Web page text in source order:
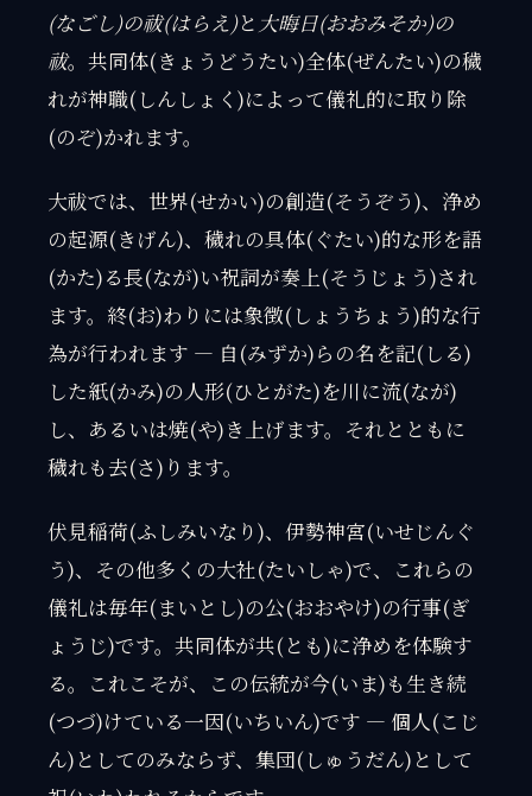
(なごし)の祓(はらえ)と 大晦日(おおみそか)の
祓。共同体(きょうどうたい)全体(ぜんたい)の穢
れが神職(しんしょく)によって儀礼的に取り除
(のぞ)かれます。
大祓では、世界(せかい)の創造(そうぞう)、浄め
の起源(きげん)、穢れの具体(ぐたい)的な形を語
(かた)る長(なが)い祝詞が奏上(そうじょう)され
ます。終(お)わりには象徴(しょうちょう)的な行
為が行われます — 自(みずか)らの名を記(しる)
した紙(かみ)の人形(ひとがた)を川に流(なが)
し、あるいは焼(や)き上げます。それとともに
穢れも去(さ)ります。
伏見稲荷(ふしみいなり)、伊勢神宮(いせじんぐ
う)、その他多くの大社(たいしゃ)で、これらの
儀礼は毎年(まいとし)の公(おおやけ)の行事(ぎ
ょうじ)です。共同体が共(とも)に浄めを体験す
る。これこそが、この伝統が今(いま)も生き続
(つづ)けている一因(いちいん)です — 個人(こじ
ん)としてのみならず、集団(しゅうだん)として